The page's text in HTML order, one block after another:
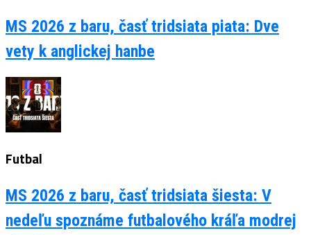
MS 2026 z baru, časť tridsiata piata: Dve
vety k anglickej hanbe
Futbal
MS 2026 z baru, časť tridsiata šiesta: V
nedeľu spoznáme futbalového kráľa modrej